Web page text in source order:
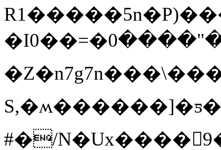
�Iذ^��"����0�=��0�E~pn�6SRh�g�ѸE�ی�����S�E̋�dӅ�>���c~+��)���{zZ�ZL�/
#�/